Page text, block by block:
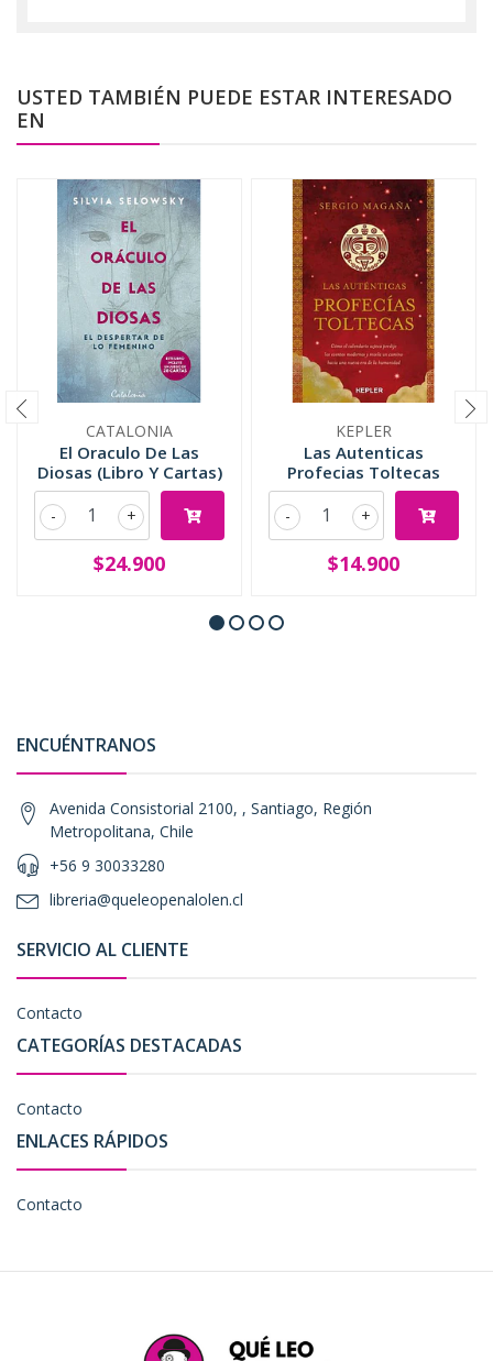
USTED TAMBIÉN PUEDE ESTAR INTERESADO
EN
CATALONIA
El Oraculo De Las
Diosas (Libro Y Cartas)
+
-
$24.900
KEPLER
Las Autenticas
Profecias Toltecas
+
-
$14.900
ENCUÉNTRANOS
Avenida Consistorial 2100, , Santiago, Región
Metropolitana, Chile
+56 9 30033280
libreria@queleopenalolen.cl
SERVICIO AL CLIENTE
Contacto
CATEGORÍAS DESTACADAS
Contacto
ENLACES RÁPIDOS
Contacto